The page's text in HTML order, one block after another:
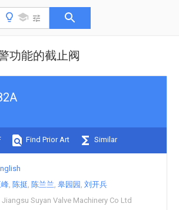
功能的截止阀
Find Prior Art Similar
峰 陈挺 陈兰兰 皋园园 刘开兵
Jiangsu Suyan Valve Machinery Co Ltd